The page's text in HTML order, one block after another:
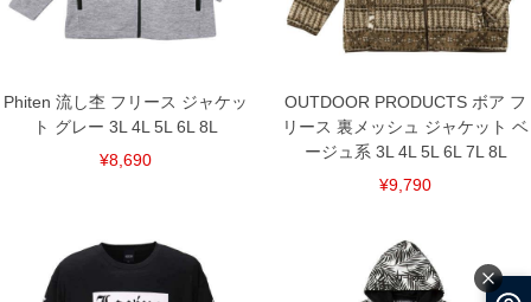
DETAIL
Phiten 流し杢 フリース ジャケッ
ト グレー 3L 4L 5L 6L 8L
¥8,690
OUTDOOR PRODUCTS ボア フ
リース 裏メッシュ ジャケット ベ
ージュ系 3L 4L 5L 6L 7L 8L
¥9,790